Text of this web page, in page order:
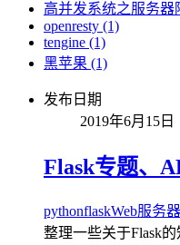
高并发系统之服务器
openresty (1)
tengine (1)
黑苹果 (1)
发布日期
2019年6月15日
Flask专题、
pythonflaskWeb服务器
整理一些关于Flask